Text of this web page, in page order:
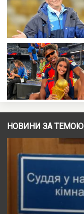
НОВИНИ ЗА ТЕМОЮ